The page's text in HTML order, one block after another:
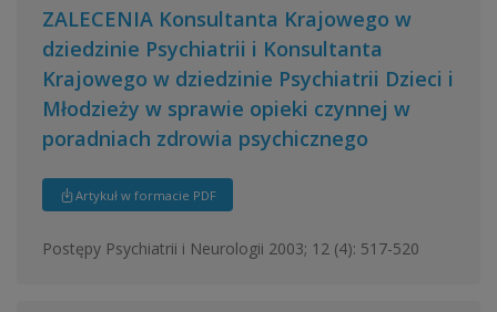
ZALECENIA Konsultanta Krajowego w
dziedzinie Psychiatrii i Konsultanta
Krajowego w dziedzinie Psychiatrii Dzieci i
Młodzieży w sprawie opieki czynnej w
poradniach zdrowia psychicznego
Artykuł w formacie PDF
Postępy Psychiatrii i Neurologii 2003; 12 (4): 517-520